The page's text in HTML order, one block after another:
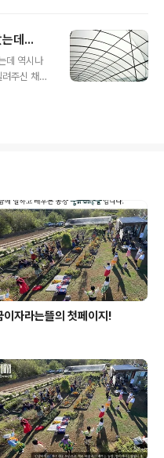
을 사용한
~ 한숨 돌
자가채
-각각 10
데...
데 역시나
주신 채소
이자라는뜰의 첫페이지!